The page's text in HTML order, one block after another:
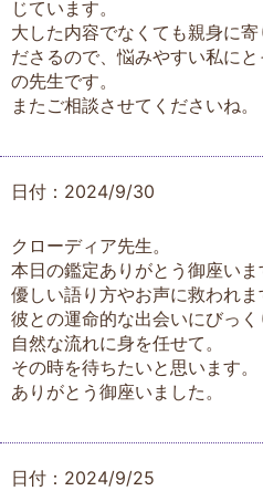
じています。
大した内容でなくても親身に
ださるので、悩みやすい私に
の先生です。
またご相談させてくださいね。
日付：2024/9/30
クローディア先生。
本日の鑑定ありがとう御座いま
優しい語り方やお声に救われま
彼との運命的な出会いにびっく
自然な流れに身を任せて。
その時を待ちたいと思います。
ありがとう御座いました。
日付：2024/9/25